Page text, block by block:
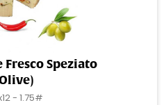
Fresco Speziato
- 1.75#